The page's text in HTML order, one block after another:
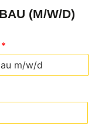
(M/W/D)
*